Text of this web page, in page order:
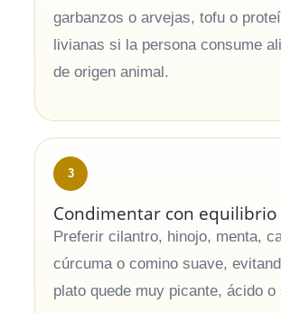
garbanzos o arvejas, tofu o
livianas si la persona consume
de origen animal.
3
Condimentar con equilibrio
Preferir cilantro, hinojo, menta,
cúrcuma o comino suave,
plato quede muy picante, ácido o